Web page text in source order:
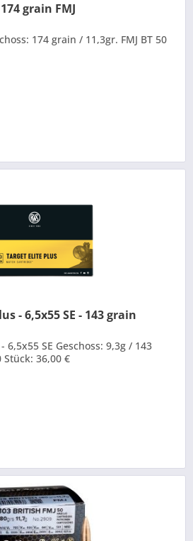
grain FMJ
174 grain / 11,3gr. FMJ BT 50
- 6,5x55 SE - 143 grain
6,5x55 SE Geschoss: 9,3g / 143
36,00 €